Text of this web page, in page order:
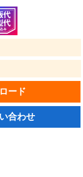
ード
合わせ